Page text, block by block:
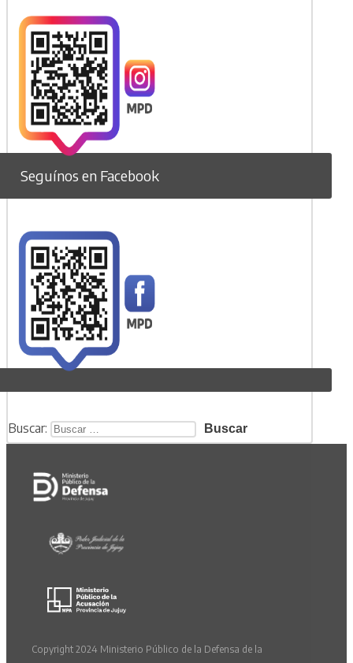
Seguínos en Facebook
Buscar:
Copyright 2024 Ministerio Público de la Defensa de la